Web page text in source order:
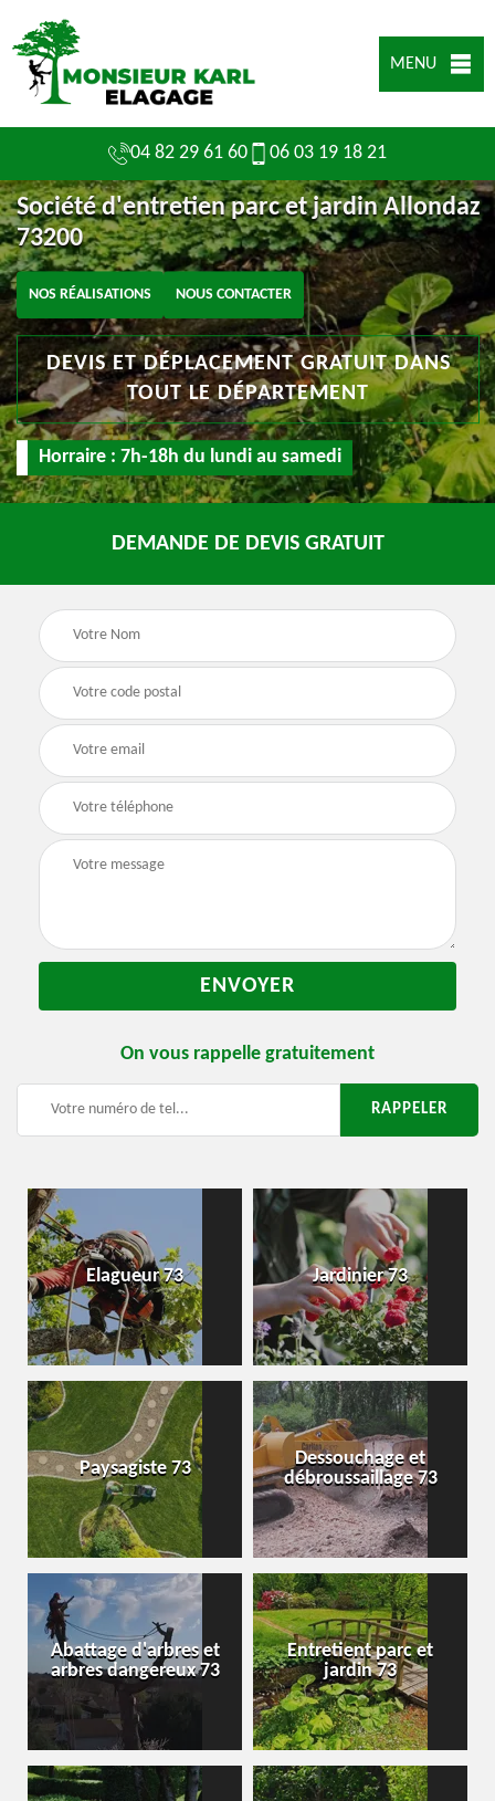
MENU
04 82 29 61 60 06 03 19 18 21
Société d'entretien parc et jardin Allondaz
73200
NOS RÉALISATIONS NOUS CONTACTER
DEVIS ET DÉPLACEMENT GRATUIT DANS
TOUT LE DÉPARTEMENT
Horraire : 7h-18h du lundi au samedi
DEMANDE DE DEVIS GRATUIT
On vous rappelle gratuitement
Elagueur 73 Jardinier 73
Paysagiste 73
Dessouchage et
débroussaillage 73
Abattage d'arbres et
arbres dangereux 73
Entretient parc et
jardin 73